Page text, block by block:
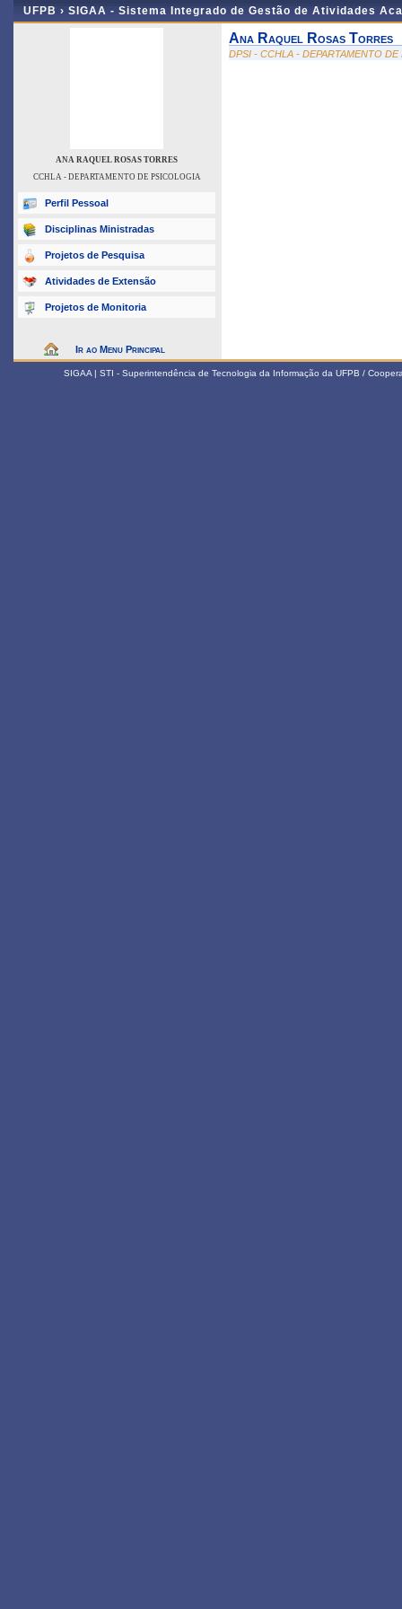
UFPB › SIGAA - Sistema Integrado de Gestão de Atividades
ANA RAQUEL ROSAS TORRES
CCHLA - DEPARTAMENTO DE PSICOLOGIA
Perfil Pessoal
Disciplinas Ministradas
Projetos de Pesquisa
Atividades de Extensão
Projetos de Monitoria
Ir ao Menu Principal
Ana Raquel Rosas Torres
DPSI - CCHLA - DEPARTAMENTO
SIGAA | STI - Superintendência de Tecnologia da Informação da UFPB /